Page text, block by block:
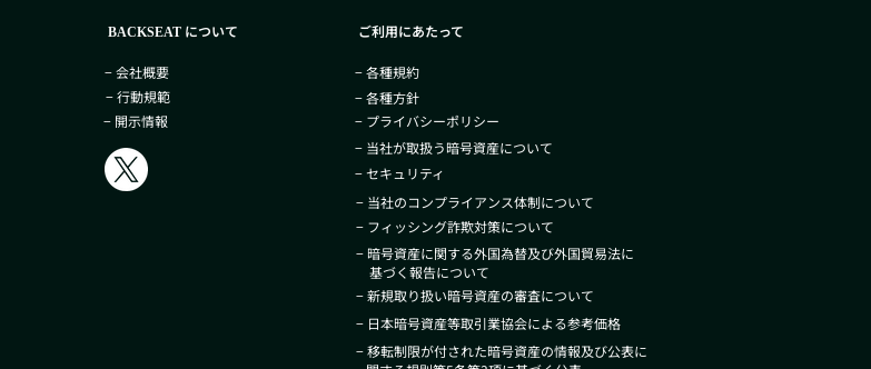
BACKSEAT について
− 会社概要
− 行動規範
− 開示情報
ご利用にあたって
− 各種規約
− 各種方針
− プライバシーポリシー
− 当社が取扱う暗号資産について
− セキュリティ
− 当社のコンプライアンス体制について
− フィッシング詐欺対策について
− 暗号資産に関する外国為替及び外国貿易法に
基づく報告について
− 新規取り扱い暗号資産の審査について
− 日本暗号資産等取引業協会による参考価格
− 移転制限が付された暗号資産の情報及び公表に